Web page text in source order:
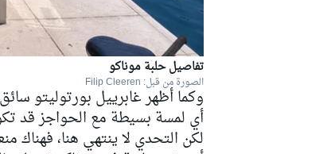
بطولات أخرى
تفاصيل حلبة موناكو
الصورة من قبل: Filip Cleeren
وكما أظهر غابرييل بورتوليتو
أي لمسة بسيطة مع الحواجز قد
لكن التحدي لا ينتهي هنا، فهناك